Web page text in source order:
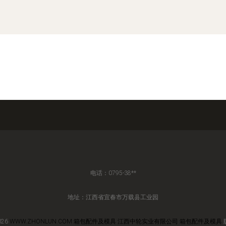
电话：0795-38**
地址：江西省宜春市万载县工业园
WWW.ZHONLUN.COM 箱包配件及模具 江西中轮实业有限公司 箱包配件及模具